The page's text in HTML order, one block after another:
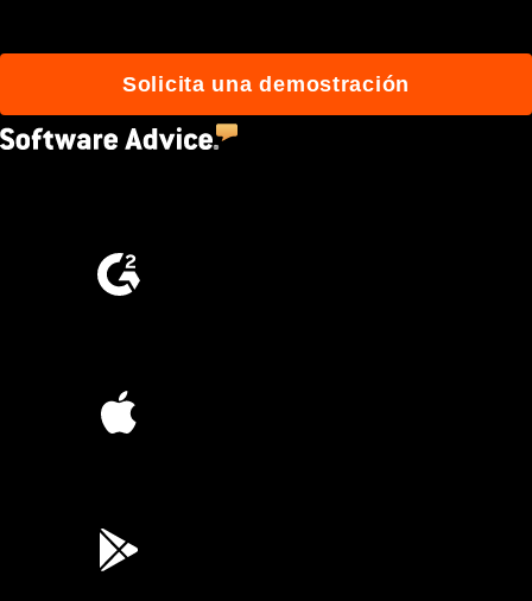
Solicita una demostración